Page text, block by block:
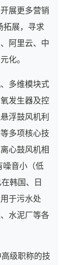
展更多营销
拓展，寻求
阿里云、中
化。
多维模块式
发生器及控
浮鼓风机利
多项核心技
心鼓风机相
噪音小（低
韩国、日
于污水处
水泥厂等各
级职称的技